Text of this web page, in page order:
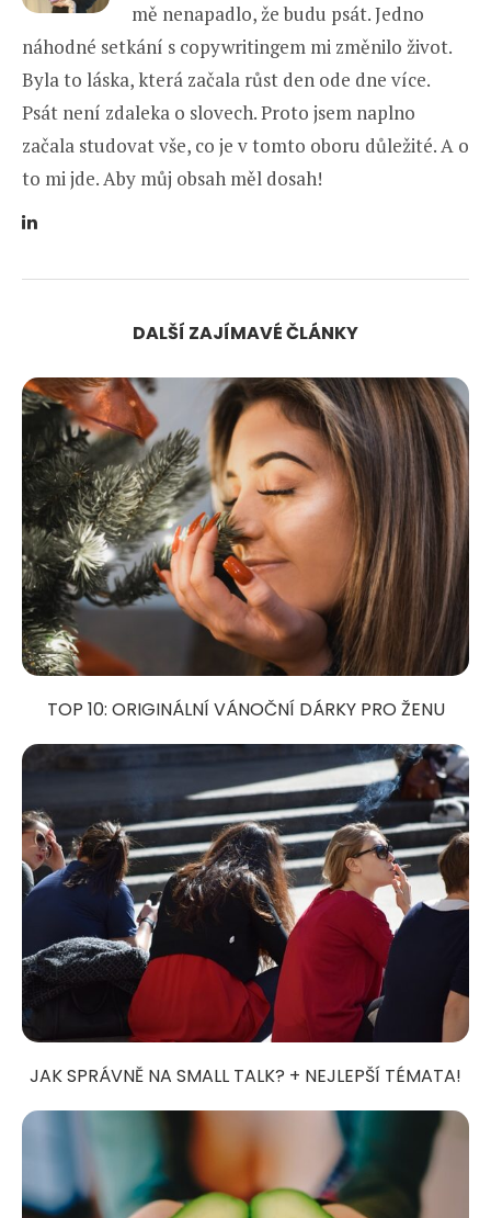
mě nenapadlo, že budu psát. Jedno
náhodné setkání s copywritingem mi změnilo život.
Byla to láska, která začala růst den ode dne více.
Psát není zdaleka o slovech. Proto jsem naplno
začala studovat vše, co je v tomto oboru důležité. A o
to mi jde. Aby můj obsah měl dosah!
DALŠÍ ZAJÍMAVÉ ČLÁNKY
TOP 10: ORIGINÁLNÍ VÁNOČNÍ DÁRKY PRO ŽENU
JAK SPRÁVNĚ NA SMALL TALK? + NEJLEPŠÍ TÉMATA!